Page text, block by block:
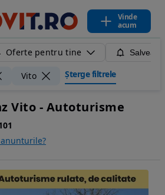
Vinde
acum
Oferte pentru tine
Vito Șterge filtrele
Vito - Autoturisme